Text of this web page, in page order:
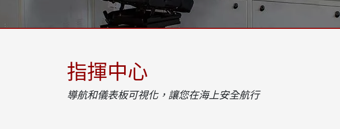
機器人控制器
ATEX等級強固型手持行動電腦
More
指揮中心
導航和儀表板可視化，讓您在海上安全航行